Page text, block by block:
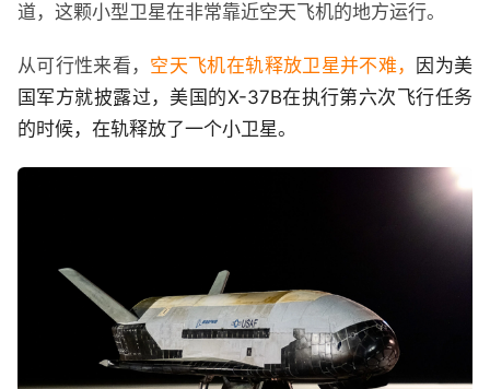
道，这颗小型卫星在非常靠近空天飞机的地方运行。
从可行性来看， 空天飞机在轨释放卫星并不难，
因为美
国军方就披露过，美国的X-37B在执行第六次飞行任务
的时候，在轨释放了一个小卫星。